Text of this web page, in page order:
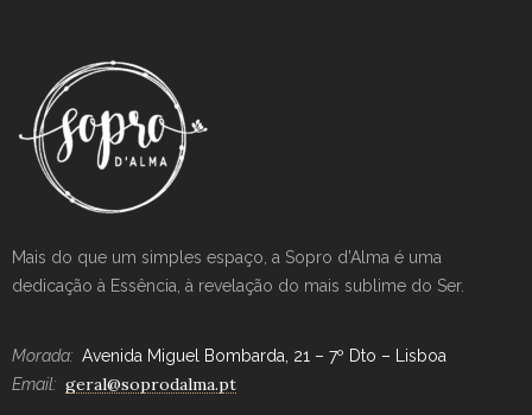
Mais do que um simples espaço, a Sopro d’Alma é uma
dedicação à Essência, à revelação do mais sublime do Ser.
Morada: Avenida Miguel Bombarda, 21 – 7º Dto – Lisboa
Email: geral@soprodalma.pt